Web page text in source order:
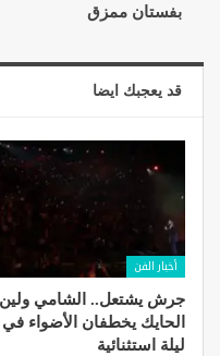
بفستان ممزق
قد يعجبك ايضا
أخبار الفن
جرش يشتعل.. الشامي ولين
الحايك يخطفان الأضواء في
ليلة استثنائية